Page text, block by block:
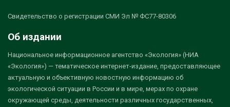
Свидетельство о регистрации СМИ Эл № ФС77-80306
Об издании
Национальное информационное агентство «Экология» (НИА
«Экология») — тематическое интернет-издание, предоставляющее
актуальную и объективную новостную информацию об
экологической ситуации в России и в мире, мерах по охране
окружающей среды, деятельности различных государственных,